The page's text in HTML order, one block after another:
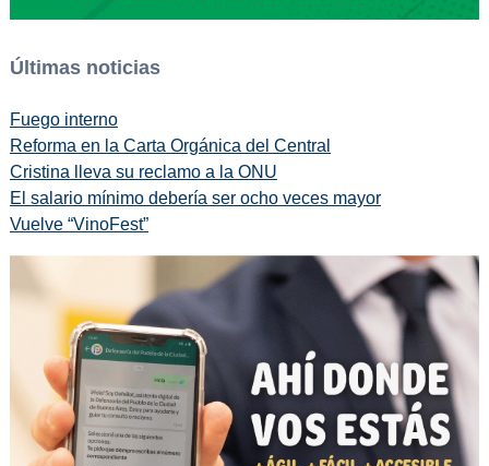
Últimas noticias
Fuego interno
Reforma en la Carta Orgánica del Central
Cristina lleva su reclamo a la ONU
El salario mínimo debería ser ocho veces mayor
Vuelve “VinoFest”